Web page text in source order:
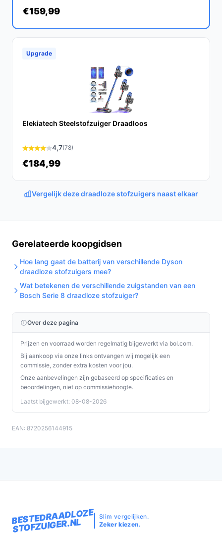
Samengevat is de Zedar S600+ een uitstekende keuze
voor iedereen die op zoek is naar een krachtige,
filters biedt deze stofzuiger een effectieve oplossing
voor al je schoonmaakbehoeften.
Ontdek alle specificaties en vergelijk prijzen op
bestedraadlozestofzuiger.nl. Kies bewust wat perfect
€159,99
Upgrade
Elekiatech Steelstofzuiger Draadloos
4,7(78)
€184,99
Vergelijk deze draadloze stofzuigers naast elkaar
Gerelateerde koopgidsen
Hoe lang gaat de batterij van verschillende Dyson
draadloze stofzuigers mee?
Wat betekenen de verschillende zuigstanden van een
Bosch Serie 8 draadloze stofzuiger?
Over deze pagina
Prijzen en voorraad worden regelmatig bijgewerkt via bol.com.
Bij aankoop via onze links ontvangen wij mogelijk een
commissie, zonder extra kosten voor jou.
Onze aanbevelingen zijn gebaseerd op specificaties en
beoordelingen, niet op commissiehoogte.
Laatst bijgewerkt: 08-08-2026
EAN: 8720256144915
BESTEDRAADLOZE
STOFZUIGER.NL
Slim vergelijken.
Zeker kiezen.